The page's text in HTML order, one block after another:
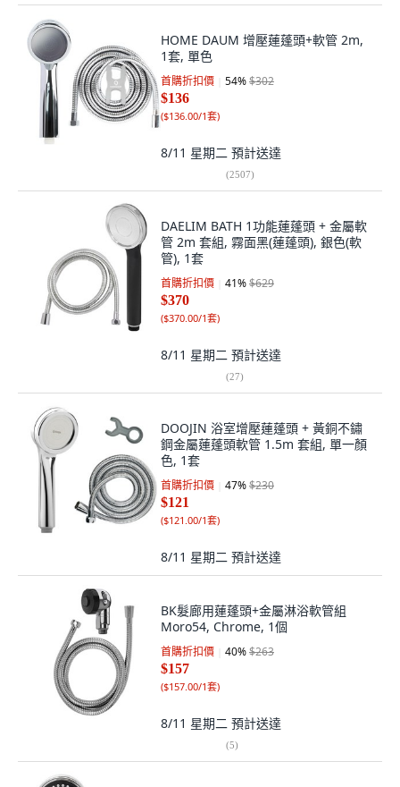
HOME DAUM 增壓蓮蓬頭+軟管 2m,
1套, 單色
首購折扣價 54%$302
$136
($136.00/1套)
8/11 星期二 預計送達
(2507)
DAELIM BATH 1功能蓮蓬頭 + 金屬軟
管 2m 套組, 霧面黑(蓮蓬頭), 銀色(軟
管), 1套
首購折扣價 41%$629
$370
($370.00/1套)
8/11 星期二 預計送達
(27)
DOOJIN 浴室增壓蓮蓬頭 + 黃銅不鏽
鋼金屬蓮蓬頭軟管 1.5m 套組, 單一顏
色, 1套
首購折扣價 47%$230
$121
($121.00/1套)
8/11 星期二 預計送達
BK髮廊用蓮蓬頭+金屬淋浴軟管組
Moro54, Chrome, 1個
首購折扣價 40%$263
$157
($157.00/1套)
8/11 星期二 預計送達
(5)